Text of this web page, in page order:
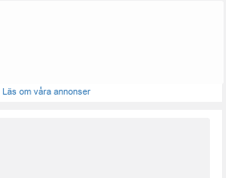
Läs om våra annonser